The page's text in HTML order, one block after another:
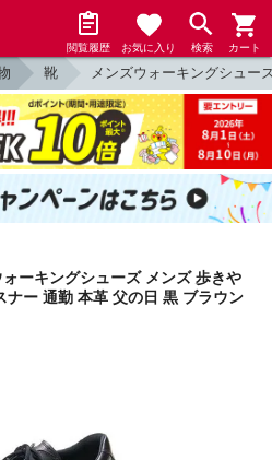
閲覧履歴 お気に入り 検索 カート
靴 メンズウォーキングシュー
ーキングシューズ メンズ 歩きや
ナー 通勤 本革 父の日 黒 ブラウン